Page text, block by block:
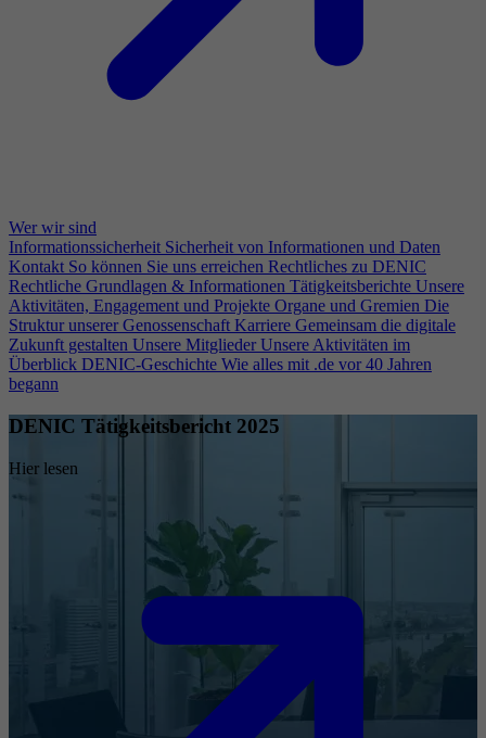
Wer wir sind
Informationssicherheit Sicherheit von Informationen und Daten
Kontakt So können Sie uns erreichen Rechtliches zu DENIC
Rechtliche Grundlagen & Informationen Tätigkeitsberichte Unsere
Aktivitäten, Engagement und Projekte Organe und Gremien Die
Struktur unserer Genossenschaft Karriere Gemeinsam die digitale
Zukunft gestalten Unsere Mitglieder Unsere Aktivitäten im
Überblick DENIC-Geschichte Wie alles mit .de vor 40 Jahren
begann
DENIC Tätigkeitsbericht 2025
Hier lesen